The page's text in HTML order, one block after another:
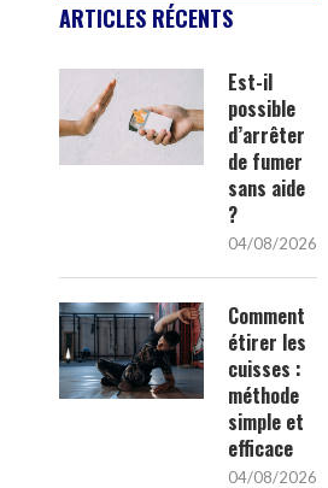
ARTICLES RÉCENTS
Est-il
possible
d’arrêter
de fumer
sans aide
?
04/08/2026
Comment
étirer les
cuisses :
méthode
simple et
efficace
04/08/2026